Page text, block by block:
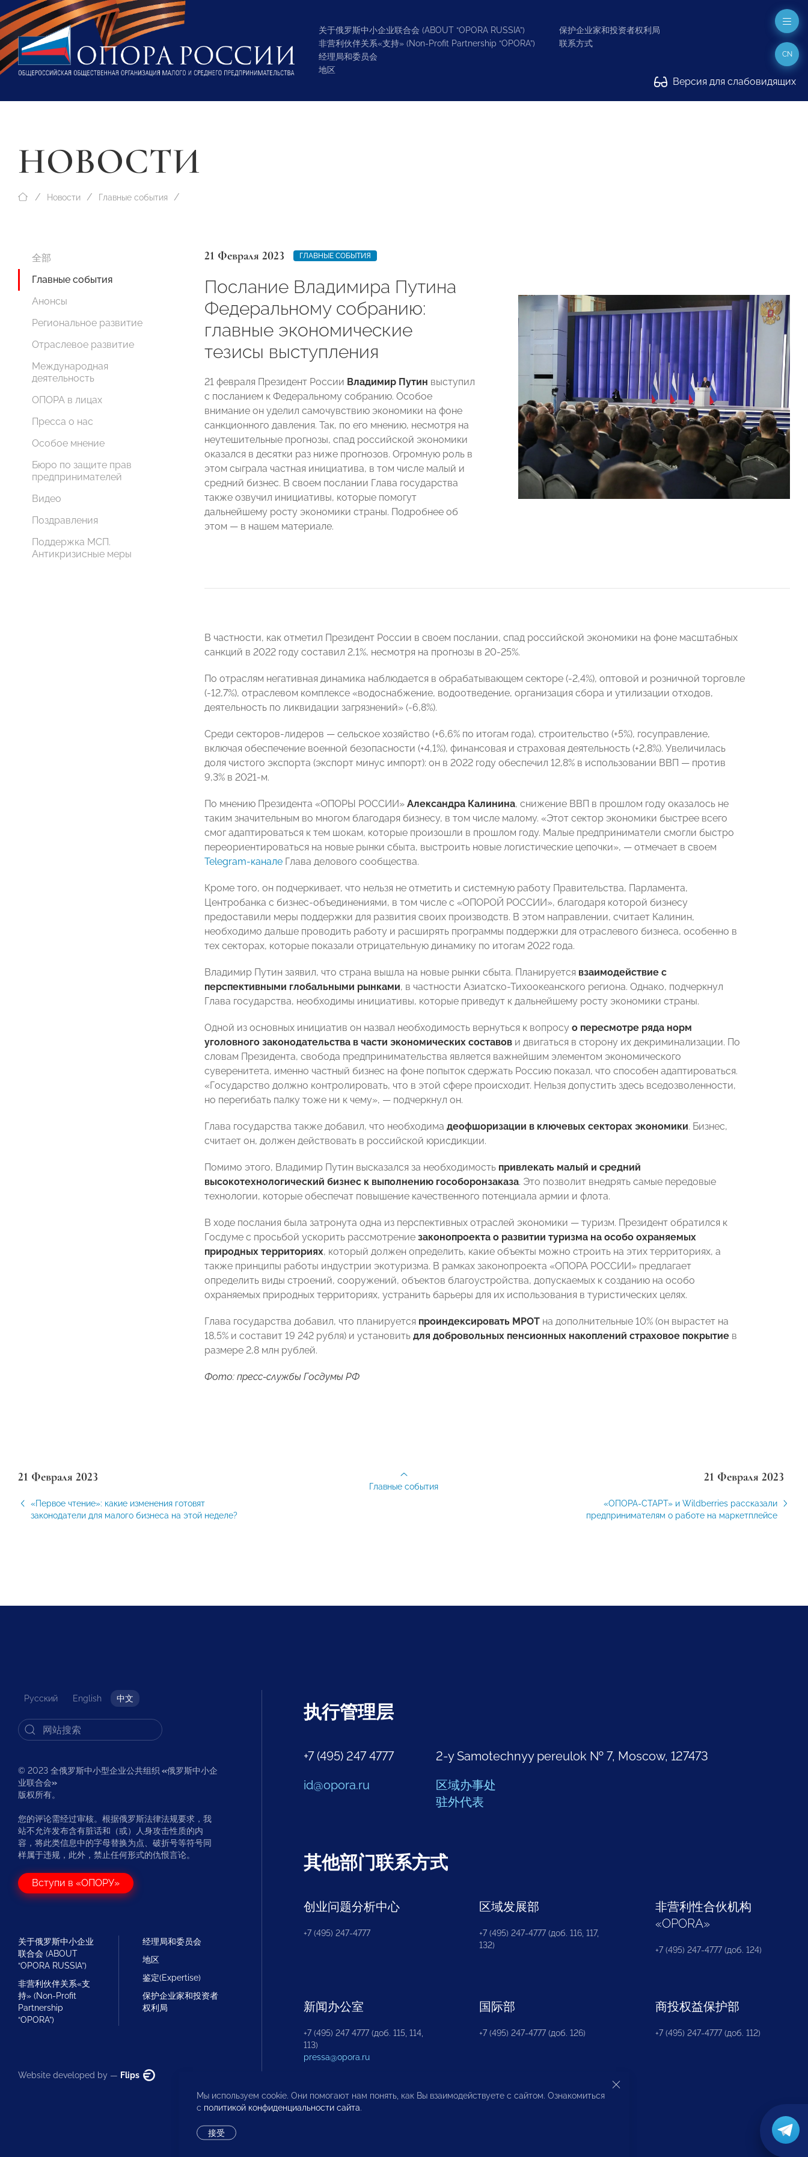
关于俄罗斯中小企业联合会 (ABOUT “OPORA RUSSIA”)
非营利伙伴关系«支持» (Non-Profit Partnership “OPORA”)
经理局和委员会
地区
保护企业家和投资者权利局
联系方式
Версия для слабовидящих
CN
НОВОСТИ
Новости Главные события
全部
Главные события
Анонсы
Региональное развитие
Отраслевое развитие
Международная
деятельность
ОПОРА в лицах
Пресса о нас
Особое мнение
Бюро по защите прав
предпринимателей
Видео
Поздравления
Поддержка МСП.
Антикризисные меры
21 Февраля 2023 ГЛАВНЫЕ СОБЫТИЯ
Послание Владимира Путина
Федеральному собранию:
главные экономические
тезисы выступления
21 февраля Президент России Владимир Путин выступил
с посланием к Федеральному собранию. Особое
внимание он уделил самочувствию экономики на фоне
санкционного давления. Так, по его мнению, несмотря на
неутешительные прогнозы, спад российской экономики
оказался в десятки раз ниже прогнозов. Огромную роль в
этом сыграла частная инициатива, в том числе малый и
средний бизнес. В своем послании Глава государства
также озвучил инициативы, которые помогут
дальнейшему росту экономики страны. Подробнее об
этом — в нашем материале.
В частности, как отметил Президент России в своем послании, спад российской экономики на фоне масштабных
санкций в 2022 году составил 2,1%, несмотря на прогнозы в 20-25%.
По отраслям негативная динамика наблюдается в обрабатывающем секторе (-2,4%), оптовой и розничной торговле
(-12,7%), отраслевом комплексе «водоснабжение, водоотведение, организация сбора и утилизации отходов,
деятельность по ликвидации загрязнений» (-6,8%).
Среди секторов-лидеров — сельское хозяйство (+6,6% по итогам года), строительство (+5%), госуправление,
включая обеспечение военной безопасности (+4,1%), финансовая и страховая деятельность (+2,8%). Увеличилась
доля чистого экспорта (экспорт минус импорт): он в 2022 году обеспечил 12,8% в использовании ВВП — против
9,3% в 2021-м.
По мнению Президента «ОПОРЫ РОССИИ» Александра Калинина, снижение ВВП в прошлом году оказалось не
таким значительным во многом благодаря бизнесу, в том числе малому. «Этот сектор экономики быстрее всего
смог адаптироваться к тем шокам, которые произошли в прошлом году. Малые предприниматели смогли быстро
переориентироваться на новые рынки сбыта, выстроить новые логистические цепочки», — отмечает в своем
Telegram-канале Глава делового сообщества.
Кроме того, он подчеркивает, что нельзя не отметить и системную работу Правительства, Парламента,
Центробанка с бизнес-объединениями, в том числе с «ОПОРОЙ РОССИИ», благодаря которой бизнесу
предоставили меры поддержки для развития своих производств. В этом направлении, считает Калинин,
необходимо дальше проводить работу и расширять программы поддержки для отраслевого бизнеса, особенно в
тех секторах, которые показали отрицательную динамику по итогам 2022 года.
Владимир Путин заявил, что страна вышла на новые рынки сбыта. Планируется взаимодействие с
перспективными глобальными рынками, в частности Азиатско-Тихоокеанского региона. Однако, подчеркнул
Глава государства, необходимы инициативы, которые приведут к дальнейшему росту экономики страны.
Одной из основных инициатив он назвал необходимость вернуться к вопросу о пересмотре ряда норм
уголовного законодательства в части экономических составов и двигаться в сторону их декриминализации. По
словам Президента, свобода предпринимательства является важнейшим элементом экономического
суверенитета, именно частный бизнес на фоне попыток сдержать Россию показал, что способен адаптироваться.
«Государство должно контролировать, что в этой сфере происходит. Нельзя допустить здесь вседозволенности,
но перегибать палку тоже ни к чему», — подчеркнул он.
Глава государства также добавил, что необходима деофшоризации в ключевых секторах экономики. Бизнес,
считает он, должен действовать в российской юрисдикции.
Помимо этого, Владимир Путин высказался за необходимость привлекать малый и средний
высокотехнологический бизнес к выполнению гособоронзаказа. Это позволит внедрять самые передовые
технологии, которые обеспечат повышение качественного потенциала армии и флота.
В ходе послания была затронута одна из перспективных отраслей экономики — туризм. Президент обратился к
Госдуме с просьбой ускорить рассмотрение законопроекта о развитии туризма на особо охраняемых
природных территориях, который должен определить, какие объекты можно строить на этих территориях, а
также принципы работы индустрии экотуризма. В рамках законопроекта «ОПОРА РОССИИ» предлагает
определить виды строений, сооружений, объектов благоустройства, допускаемых к созданию на особо
охраняемых природных территориях, устранить барьеры для их использования в туристических целях.
Глава государства добавил, что планируется проиндексировать МРОТ на дополнительные 10% (он вырастет на
18,5% и составит 19 242 рубля) и установить для добровольных пенсионных накоплений страховое покрытие в
размере 2,8 млн рублей.
Фото: пресс-службы Госдумы РФ
21 Февраля 2023
«Первое чтение»: какие изменения готовят
законодатели для малого бизнеса на этой неделе?
21 Февраля 2023
«ОПОРА-СТАРТ» и Wildberries рассказали
предпринимателям о работе на маркетплейсе
Главные события
Русский English 中文
© 2023 全俄罗斯中小型企业公共组织 «俄罗斯中小企
业联合会»
版权所有。
您的评论需经过审核。根据俄罗斯法律法规要求，我
站不允许发布含有脏话和（或）人身攻击性质的内
容，将此类信息中的字母替换为点、破折号等符号同
样属于违规，此外，禁止任何形式的仇恨言论。
Вступи в «ОПОРУ»
关于俄罗斯中小企业
联合会 (ABOUT
“OPORA RUSSIA”)
非营利伙伴关系«支
持» (Non-Profit
Partnership
“OPORA”)
经理局和委员会
地区
鉴定(Expertise)
保护企业家和投资者
权利局
Website developed by — Flips
执行管理层
+7 (495) 247 4777
id@opora.ru
2-y Samotechnyy pereulok № 7, Moscow, 127473
区域办事处
驻外代表
其他部门联系方式
创业问题分析中心
+7 (495) 247-4777
区域发展部
+7 (495) 247-4777 (доб. 116, 117,
132)
非营利性合伙机构
«OPORA»
+7 (495) 247-4777 (доб. 124)
新闻办公室
+7 (495) 247 4777 (доб. 115, 114,
113)
pressa@opora.ru
国际部
+7 (495) 247-4777 (доб. 126)
商投权益保护部
+7 (495) 247-4777 (доб. 112)
Мы используем cookie. Они помогают нам понять, как Вы взаимодействуете с сайтом. Ознакомиться
с политикой конфиденциальности сайта.
接受